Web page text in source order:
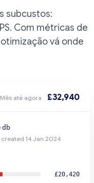
subcustos:
Com métricas de
vá onde
Mês até agora £32,940
14 Jan 2024 ·
£20,420